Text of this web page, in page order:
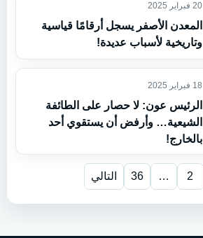
20 فبراير 2025
المعدن الأصفر يسجل أرقامًا قياسية
وتاريخية لأسباب عديدة!
18 فبراير 2025
الرئيس عون: لا حصار على الطائفة
الشيعية… وأرفض أن يستقوي أحد
بالخارج!
2
…
36 التالي